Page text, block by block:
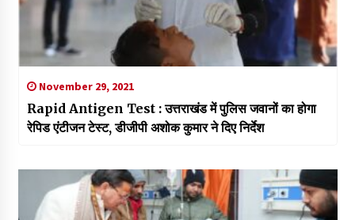
November 29, 2021
Rapid Antigen Test : उत्तराखंड में पुलिस जवानों का होगा
रेपिड एंटीजन टेस्ट, डीजीपी अशोक कुमार ने दिए निर्देश